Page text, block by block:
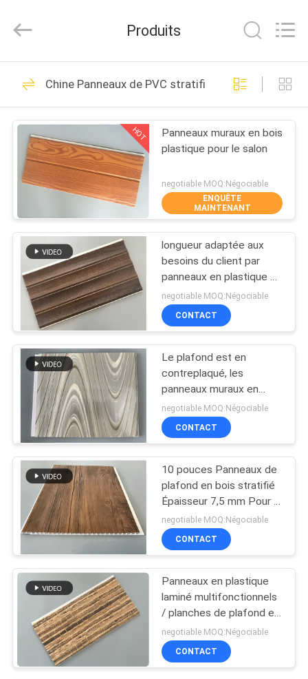
MAISON
DES
PRODUITS
AU
DE
NOUS
VISITE
D'USINE
CONTRÔLE
QUALITÉ
CONTACTEZ-
NOUS
DEMANDEZ
CITATION
PLAN
SITE
Building
Material
Rights
panneaux de PVC
de plafond
96
Panneau mural WPC
21
Veneurs en bois en
PVC
Plaques de marbre
UV
31
66
Produits
Chine Panneaux de PVC stratifiés
HOT
Panneaux muraux en bois
plastique pour le salon
negotiable MOQ:Négociable
ENQUÊTE
MAINTENANT
longueur adaptée aux
besoins du client par
panneaux en plastique en
bois de stratifié de PVC
de quatre arcs du × 8mm
de 25cm
negotiable MOQ:Négociable
CONTACT
Le plafond est en
contreplaqué, les
panneaux muraux en
contreplaqué, les feuilles
de bois en grain de laine.
negotiable MOQ:Négociable
CONTACT
10 pouces Panneaux de
plafond en bois stratifié
Épaisseur 7,5 mm Pour le
plafond
negotiable MOQ:Négociable
CONTACT
Panneaux en plastique
laminé multifonctionnels
/ planches de plafond en
PVC ignifuges 8 pouces
negotiable MOQ:Négociable
CONTACT